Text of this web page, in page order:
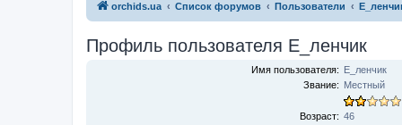
orchids.ua Список форумов Пользователи
Профиль пользователя Е_ленчик
Имя пользователя: Е_ленчик
Звание: Местный
Возраст: 46